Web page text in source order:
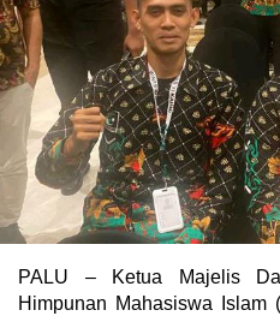
PALU – Ketua Majelis
Himpunan Mahasiswa Islam